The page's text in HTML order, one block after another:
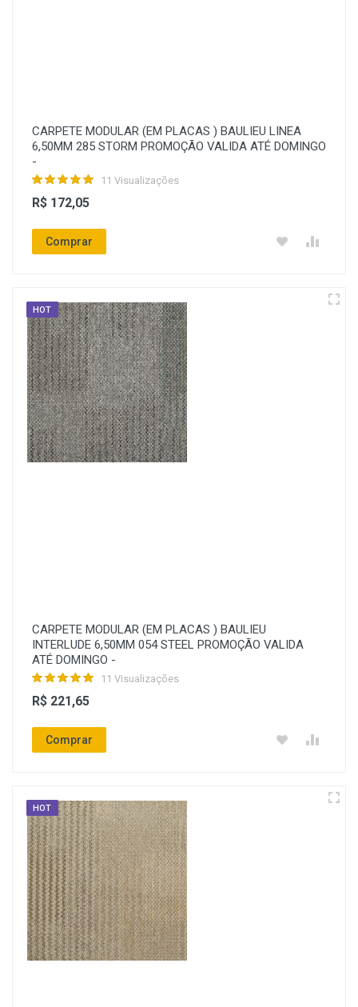
CARPETE MODULAR (EM PLACAS ) BAULIEU LINEA
6,50MM 285 STORM PROMOÇÃO VALIDA ATÉ DOMINGO
-
11 Visualizações
R$ 172,05
Comprar
HOT
CARPETE MODULAR (EM PLACAS ) BAULIEU
INTERLUDE 6,50MM 054 STEEL PROMOÇÃO VALIDA
ATÉ DOMINGO -
11 Visualizações
R$ 221,65
Comprar
HOT